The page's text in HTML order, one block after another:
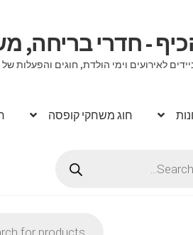
- חדרי בריחה,
לאירועים וימי הולדת, חוגים
חוג משחקי קופסה
search